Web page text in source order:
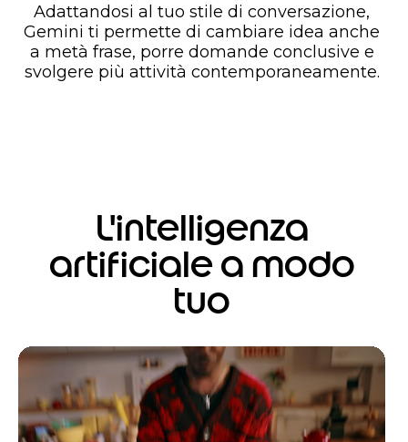
Adattandosi al tuo stile di conversazione,
Gemini ti permette di cambiare idea anche
a metà frase, porre domande conclusive e
svolgere più attività contemporaneamente.
L'intelligenza
artificiale a modo
tuo